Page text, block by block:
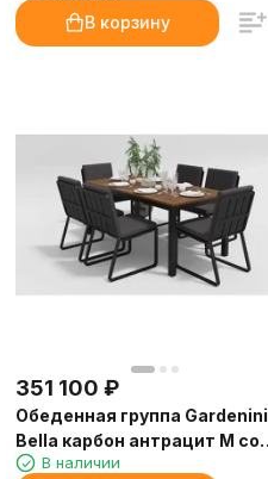
В корзину
351 100 ₽
Обеденная группа Gardenini
Bella карбон антрацит M со
стульями Voglie
В наличии